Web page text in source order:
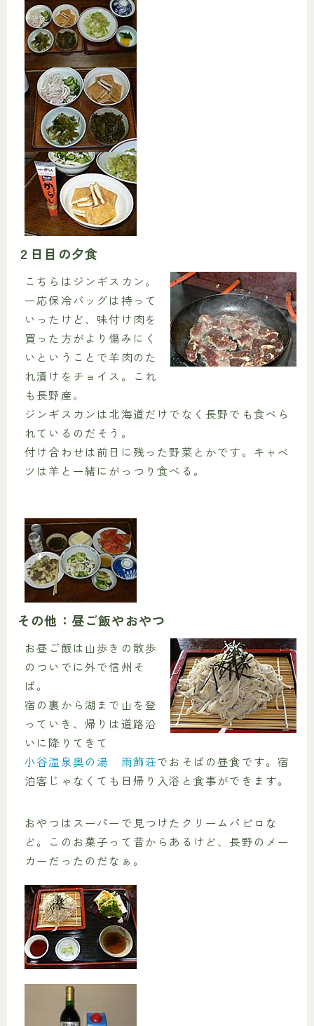
２日目の夕食
こちらはジンギスカン。
一応保冷バッグは持って
いったけど、味付け肉を
買った方がより傷みにく
いということで羊肉のた
れ漬けをチョイス。これ
も長野産。
ジンギスカンは北海道だけでなく長野でも食べら
れているのだそう。
付け合わせは前日に残った野菜とかです。キャベ
ツは羊と一緒にがっつり食べる。
その他：昼ご飯やおやつ
お昼ご飯は山歩きの散歩
のついでに外で信州そ
ば。
宿の裏から湖まで山を登
っていき、帰りは道路沿
いに降りてきて
小谷温泉奥の湯 雨飾荘でおそばの昼食です。宿
泊客じゃなくても日帰り入浴と食事ができます。
おやつはスーパーで見つけたクリームパピロな
ど。このお菓子って昔からあるけど、長野のメー
カーだったのだなぁ。